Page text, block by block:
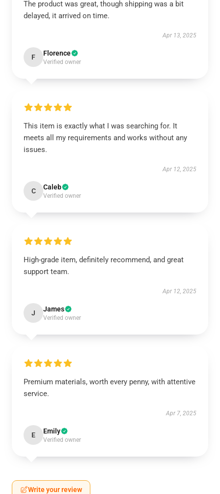
The product was great, though shipping was a bit
delayed, it arrived on time.
Apr 13, 2025
F Florence
Verified owner
This item is exactly what I was searching for. It
meets all my requirements and works without any
issues.
Apr 12, 2025
C Caleb
Verified owner
High-grade item, definitely recommend, and great
support team.
Apr 12, 2025
J James
Verified owner
Premium materials, worth every penny, with attentive
service.
Apr 7, 2025
E Emily
Verified owner
Write your review